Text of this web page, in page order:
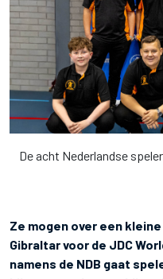
De acht Nederlandse
Ze mogen over een
Gibraltar voor de JDC
namens de NDB gaat